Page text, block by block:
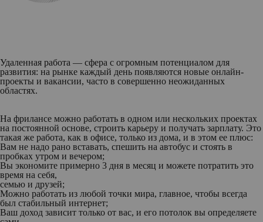
Удаленная работа — сфера с огромным потенциалом для
развития: на рынке каждый день появляются новые онлайн-
проекты и вакансии, часто в совершенно неожиданных
областях.
На фрилансе можно работать в одном или нескольких проектах
на постоянной основе, строить карьеру и получать зарплату. Это
такая же работа, как в офисе, только из дома, и в этом ее плюс:
Вам не надо рано вставать, спешить на автобус и стоять в
пробках утром и вечером;
Вы экономите примерно 3 дня в месяц и можете потратить это
время на себя,
семью и друзей;
Можно работать из любой точки мира, главное, чтобы всегда
был стабильный интернет;
Ваш доход зависит только от вас, и его потолок вы определяете